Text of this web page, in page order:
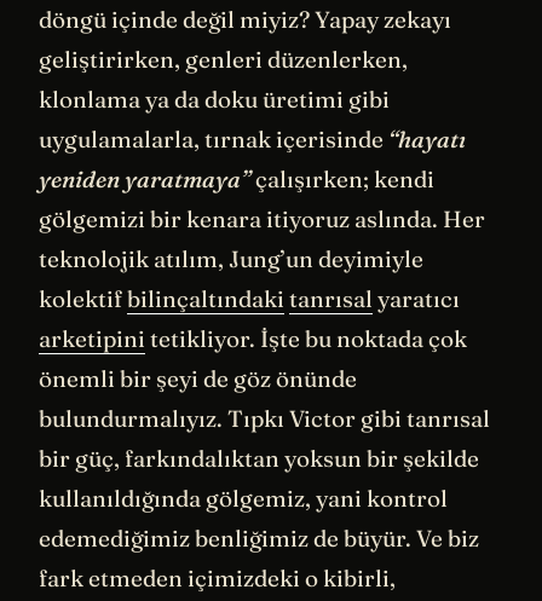
döngü içinde değil miyiz? Yapay zekayı
geliştirirken, genleri düzenlerken,
klonlama ya da doku üretimi gibi
uygulamalarla, tırnak içerisinde “hayatı
yeniden yaratmaya”çalışırken; kendi
gölgemizi bir kenara itiyoruz aslında. Her
teknolojik atılım, Jung’un deyimiyle
kolektifbilinçaltındaki tanrısal yaratıcı
arketipini tetikliyor. İşte bu noktada çok
önemli bir şeyi de göz önünde
bulundurmalıyız. Tıpkı Victor gibi tanrısal
bir güç, farkındalıktan yoksun bir şekilde
kullanıldığında gölgemiz, yani kontrol
edemediğimiz benliğimiz de büyür. Ve biz
fark etmeden içimizdeki o kibirli,